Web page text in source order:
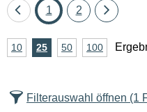
Eine
zurück
Seite
1 Seite
2
Eine
vor
A
z
10Ergebnisse
25Ergebnisse
50Ergebnisse
100
Filterauswahl öffnen (1